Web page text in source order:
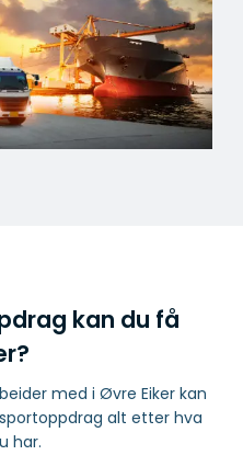
kan du få
med i Øvre Eiker kan
alt etter hva
har.